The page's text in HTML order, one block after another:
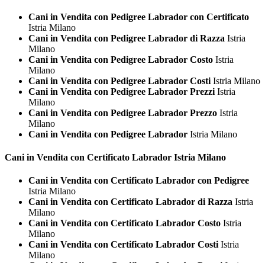
Cani in Vendita con Pedigree Labrador con Certificato
Istria Milano
Cani in Vendita con Pedigree Labrador di Razza Istria
Milano
Cani in Vendita con Pedigree Labrador Costo Istria
Milano
Cani in Vendita con Pedigree Labrador Costi Istria Milano
Cani in Vendita con Pedigree Labrador Prezzi Istria
Milano
Cani in Vendita con Pedigree Labrador Prezzo Istria
Milano
Cani in Vendita con Pedigree Labrador Istria Milano
Cani in Vendita con Certificato Labrador Istria Milano
Cani in Vendita con Certificato Labrador con Pedigree
Istria Milano
Cani in Vendita con Certificato Labrador di Razza Istria
Milano
Cani in Vendita con Certificato Labrador Costo Istria
Milano
Cani in Vendita con Certificato Labrador Costi Istria
Milano